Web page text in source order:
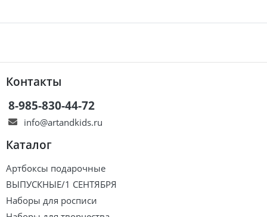
Контакты
8-985-830-44-72
info@artandkids.ru
Каталог
Артбоксы подарочные
ВЫПУСКНЫЕ/1 СЕНТЯБРЯ
Наборы для росписи